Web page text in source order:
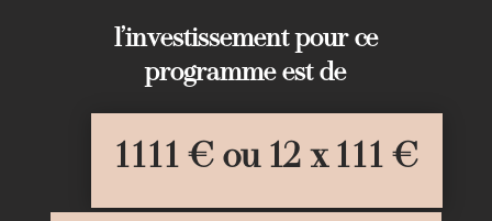
l’investissement pour ce
programme est de
1111 € ou 12 x 111 €